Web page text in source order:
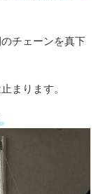
チェーンを真下
まります。